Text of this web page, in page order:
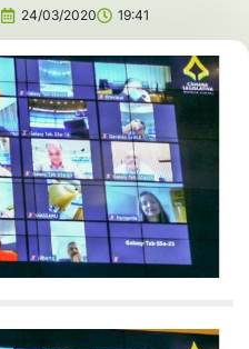
24/03/2020 19:41